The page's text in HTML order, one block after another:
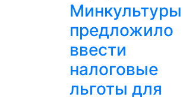
Минкультуры
предложило
ввести
налоговые
льготы для